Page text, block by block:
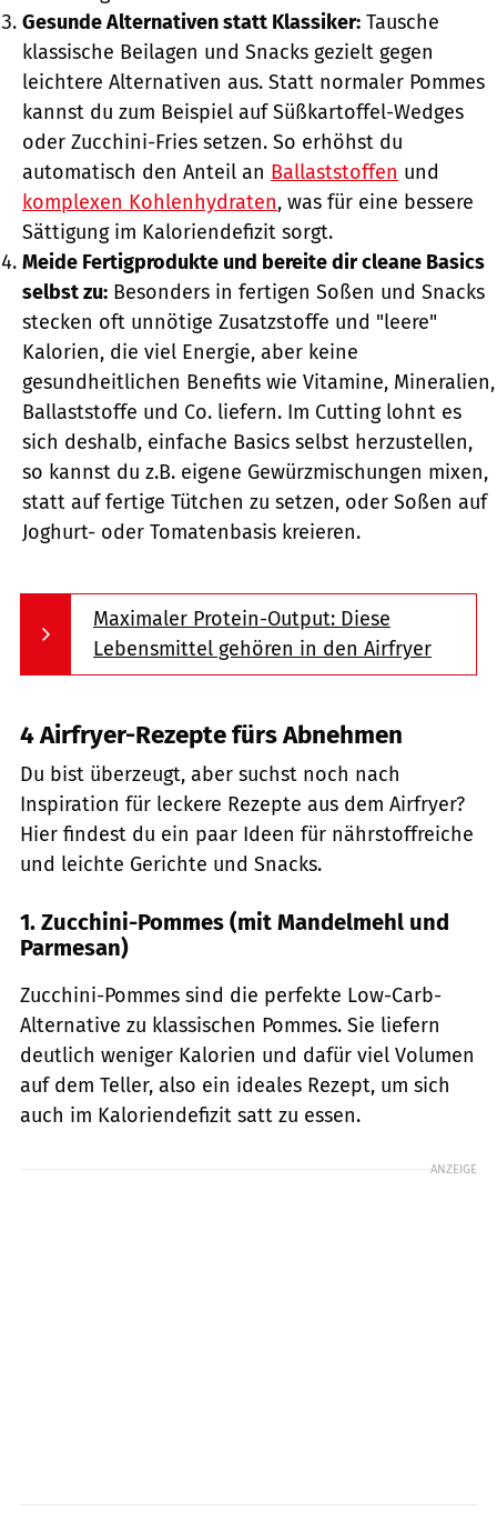
Gesunde Alternativen statt Klassiker: Tausche
klassische Beilagen und Snacks gezielt gegen
leichtere Alternativen aus. Statt normaler Pommes
kannst du zum Beispiel auf Süßkartoffel-Wedges
oder Zucchini-Fries setzen. So erhöhst du
automatisch den Anteil an Ballaststoffen und
komplexen Kohlenhydraten, was für eine bessere
Sättigung im Kaloriendefizit sorgt.
Meide Fertigprodukte und bereite dir cleane Basics
selbst zu: Besonders in fertigen Soßen und Snacks
stecken oft unnötige Zusatzstoffe und "leere"
Kalorien, die viel Energie, aber keine
gesundheitlichen Benefits wie Vitamine, Mineralien,
Ballaststoffe und Co. liefern. Im Cutting lohnt es
sich deshalb, einfache Basics selbst herzustellen,
so kannst du z.B. eigene Gewürzmischungen mixen,
statt auf fertige Tütchen zu setzen, oder Soßen auf
Joghurt- oder Tomatenbasis kreieren.
Maximaler Protein-Output: Diese
Lebensmittel gehören in den Airfryer
4 Airfryer-Rezepte fürs Abnehmen
Du bist überzeugt, aber suchst noch nach
Inspiration für leckere Rezepte aus dem Airfryer?
Hier findest du ein paar Ideen für nährstoffreiche
und leichte Gerichte und Snacks.
1. Zucchini-Pommes (mit Mandelmehl und
Parmesan)
Zucchini-Pommes sind die perfekte Low-Carb-
Alternative zu klassischen Pommes. Sie liefern
deutlich weniger Kalorien und dafür viel Volumen
auf dem Teller, also ein ideales Rezept, um sich
auch im Kaloriendefizit satt zu essen.
ANZEIGE